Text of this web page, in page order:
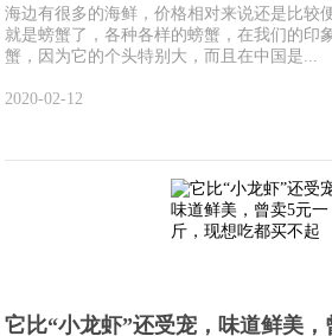
海边有很多的海鲜，价格相对来说还是比较
就是螃蟹了，各种各样的螃蟹，在我们的印
蟹，因为它的个头特别大，而且在中国是...
2020-02-12
它比“小龙虾”还受宠，味道鲜美，